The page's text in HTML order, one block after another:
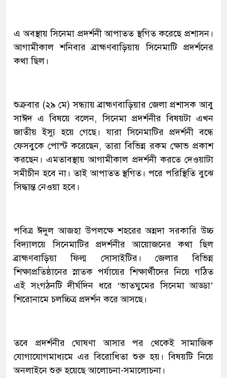
এ অবস্থায় সিনেমা প্রদর্শনী আপাতত স্থগিত করেছে প্রশাসন।
আগামীকাল শনিবার ব্রাহ্মণবাড়িয়ায় সিনেমাটি প্রদর্শনের
কথা ছিল।
শুক্রবার (২৯ মে) সন্ধ্যায় ব্রাহ্মণবাড়িয়ার জেলা প্রশাসক আবু
সাঈদ এ বিষয়ে বলেন, সিনেমা প্রদর্শনীর বিষয়টা এখন
জাতীয় ইস্যু হয়ে গেছে। যারা সিনেমাটির প্রদর্শনী বন্ধে
ফেসবুকে পোস্ট করেছেন, তারা বিভিন্ন রকম ক্ষোভ প্রকাশ
করছেন। এমতাবস্থায় আগামীকাল প্রদর্শনী করতে দেওয়াটা
সমীচীন হবে না। তাই আপাতত স্থগিত। পরে পরিস্থিতি বুঝে
সিদ্ধান্ত নেওয়া হবে।
পবিত্র ঈদুল আজহা উপলক্ষে শহরের অন্নদা সরকারি উচ্চ
বিদ্যালয়ে সিনেমাটির প্রদর্শনীর আয়োজনের কথা ছিল
ব্রাহ্মণবাড়িয়া ফিল্ম সোসাইটির। জেলার বিভিন্ন
শিক্ষাপ্রতিষ্ঠানের স্নাতক পর্যায়ের শিক্ষার্থীদের নিয়ে গঠিত
এই সংগঠনটি দীর্ঘদিন ধরে ‘ভাতঘুমের সিনেমা আড্ডা’
শিরোনামে চলচ্চিত্র প্রদর্শন করে আসছে।
তবে প্রদর্শনীর ঘোষণা আসার পর থেকেই সামাজিক
যোগাযোগমাধ্যমে এর বিরোধিতা শুরু হয়। বিষয়টি নিয়ে
অনলাইনে শুরু হয়েছে আলোচনা-সমালোচনা।